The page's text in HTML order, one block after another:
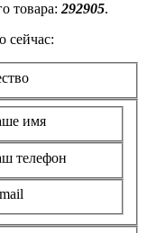
товара:292905.
сейчас:
имя
телефон